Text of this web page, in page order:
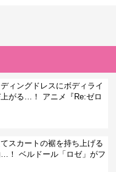
ィングドレスにボディライ
がる…！ アニメ『Re:ゼロ
スカートの裾を持ち上げる
！ ベルドール「ロゼ」がフ